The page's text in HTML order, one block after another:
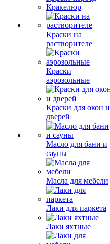
Кракелюр
Краски на
растворителе
Краски
аэрозольные
Краски для окон и
дверей
Масло для бани и
сауны
Масла для мебели
Лаки для паркета
Лаки яхтные